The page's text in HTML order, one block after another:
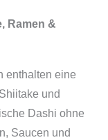
Ramen &
enthalten eine
und
Dashi ohne
Saucen und